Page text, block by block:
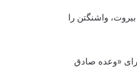
بیروت، واشنگتن را
«وعده صادق